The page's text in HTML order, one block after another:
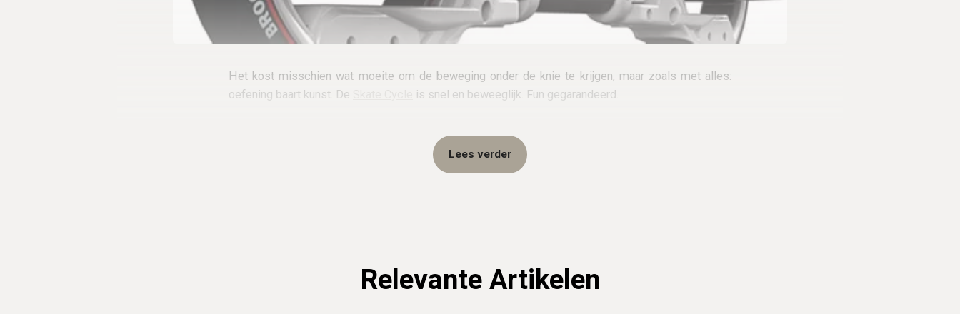
Het kost misschien wat moeite om de beweging onder de knie te krijgen, maar zoals met alles:
oefening baart kunst. De
is snel en beweeglijk. Fun gegarandeerd.
Lees verder
Relevante Artikelen